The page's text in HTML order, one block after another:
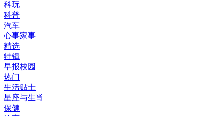
科玩
科普
汽车
心事家事
精选
特辑
早报校园
热门
生活贴士
星座与生肖
保健